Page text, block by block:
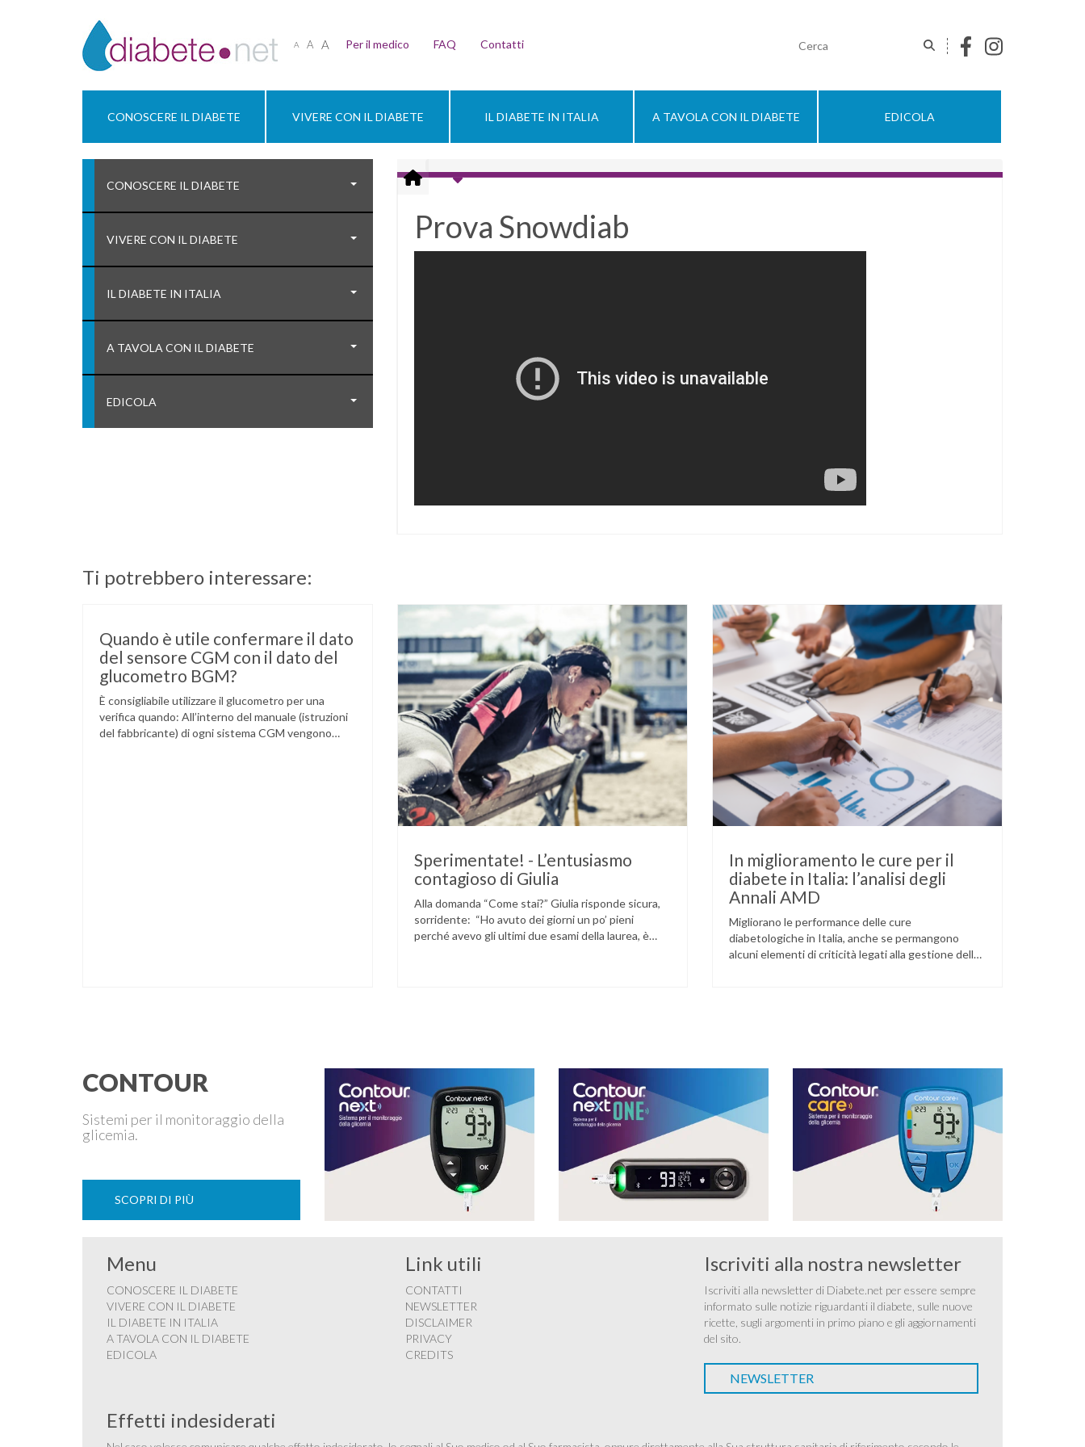
A A A Per il medico FAQ Contatti
CONOSCERE IL DIABETE VIVERE CON IL DIABETE IL DIABETE IN ITALIA A TAVOLA CON IL DIABETE EDICOLA
CONOSCERE IL DIABETE
VIVERE CON IL DIABETE
IL DIABETE IN ITALIA
A TAVOLA CON IL DIABETE
EDICOLA
Prova Snowdiab
Ti potrebbero interessare:
Quando è utile confermare il dato
del sensore CGM con il dato del
glucometro BGM?
È consigliabile utilizzare il glucometro per una
verifica quando: All’interno del manuale (istruzioni
del fabbricante) di ogni sistema CGM vengono
Sperimentate! - L’entusiasmo
contagioso di Giulia
Alla domanda “Come stai?” Giulia risponde sicura,
sorridente: “Ho avuto dei giorni un po’ pieni
perché avevo gli ultimi due esami della laurea, è
In miglioramento le cure per il
diabete in Italia: l’analisi degli
Annali AMD
Migliorano le performance delle cure
diabetologiche in Italia, anche se permangono
alcuni elementi di criticità legati alla gestione della
CONTOUR
Sistemi per il monitoraggio della
glicemia.
SCOPRI DI PIÙ
Menu
CONOSCERE IL DIABETE
VIVERE CON IL DIABETE
IL DIABETE IN ITALIA
A TAVOLA CON IL DIABETE
EDICOLA
Link utili
CONTATTI
NEWSLETTER
DISCLAIMER
PRIVACY
CREDITS
Iscriviti alla nostra newsletter
Iscriviti alla newsletter di Diabete.net per essere sempre
informato sulle notizie riguardanti il diabete, sulle nuove
ricette, sugli argomenti in primo piano e gli aggiornamenti
del sito.
NEWSLETTER
Effetti indesiderati